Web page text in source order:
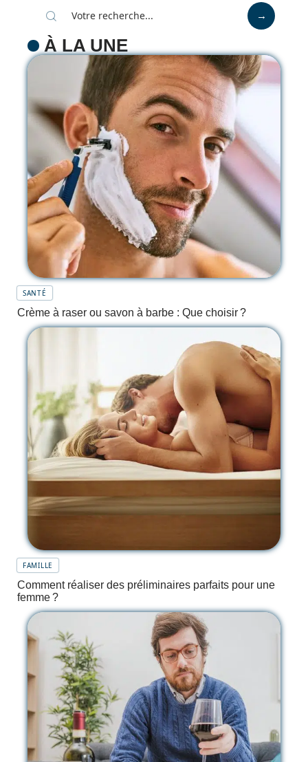
À LA UNE
SANTÉ
Crème à raser ou savon à barbe : Que choisir ?
FAMILLE
Comment réaliser des préliminaires parfaits pour une
femme ?